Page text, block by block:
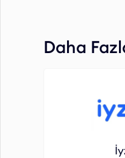
Daha